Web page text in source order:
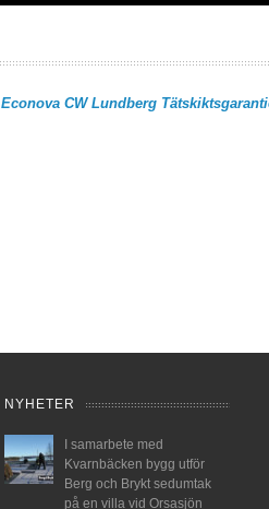
Econova CW Lundberg
NYHETER
I samarbete med
Kvarnbäcken bygg utför
Berg och Brykt sedumtak
på en villa vid Orsasjön